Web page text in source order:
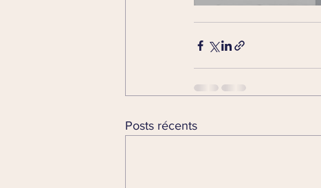
Posts récents